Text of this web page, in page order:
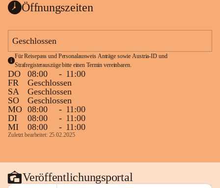
Öffnungszeiten
Geschlossen
Für Reisepass und Personalausweis Anträge sowie Austria-ID und
Strafregisterauszüge bitte einen Termin vereinbaren.
DO 08:00 - 11:00
FR
Geschlossen
SA
Geschlossen
SO
Geschlossen
MO 08:00 - 11:00
DI
08:00 - 11:00
MI
08:00 - 11:00
Zuletzt bearbeitet: 25.02.2025
Veröffentlichungsportal